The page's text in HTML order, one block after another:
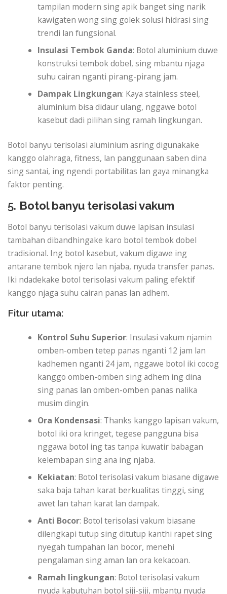
tampilan modern sing apik banget sing narik
kawigaten wong sing golek solusi hidrasi sing
trendi lan fungsional.
Insulasi Tembok Ganda: Botol aluminium duwe
konstruksi tembok dobel, sing mbantu njaga
suhu cairan nganti pirang-pirang jam.
Dampak Lingkungan: Kaya stainless steel,
aluminium bisa didaur ulang, nggawe botol
kasebut dadi pilihan sing ramah lingkungan.
Botol banyu terisolasi aluminium asring digunakake
kanggo olahraga, fitness, lan panggunaan saben dina
sing santai, ing ngendi portabilitas lan gaya minangka
faktor penting.
5. Botol banyu terisolasi vakum
Botol banyu terisolasi vakum duwe lapisan insulasi
tambahan dibandhingake karo botol tembok dobel
tradisional. Ing botol kasebut, vakum digawe ing
antarane tembok njero lan njaba, nyuda transfer panas.
Iki ndadekake botol terisolasi vakum paling efektif
kanggo njaga suhu cairan panas lan adhem.
Fitur utama:
Kontrol Suhu Superior: Insulasi vakum njamin
omben-omben tetep panas nganti 12 jam lan
kadhemen nganti 24 jam, nggawe botol iki cocog
kanggo omben-omben sing adhem ing dina
sing panas lan omben-omben panas nalika
musim dingin.
Ora Kondensasi: Thanks kanggo lapisan vakum,
botol iki ora kringet, tegese pangguna bisa
nggawa botol ing tas tanpa kuwatir babagan
kelembapan sing ana ing njaba.
Kekiatan: Botol terisolasi vakum biasane digawe
saka baja tahan karat berkualitas tinggi, sing
awet lan tahan karat lan dampak.
Anti Bocor: Botol terisolasi vakum biasane
dilengkapi tutup sing ditutup kanthi rapet sing
nyegah tumpahan lan bocor, menehi
pengalaman sing aman lan ora kekacoan.
Ramah lingkungan: Botol terisolasi vakum
nyuda kabutuhan botol siji-siji, mbantu nyuda